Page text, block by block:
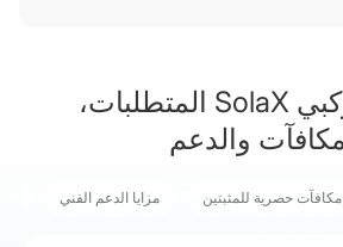
برنامج مركبي SolaX المتطلبات،
والدعم
مكافآت حصرية للمثبتين مزايا الدعم الفني